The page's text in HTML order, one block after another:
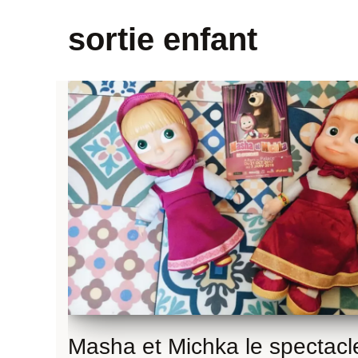
sortie enfant
Masha et Michka le